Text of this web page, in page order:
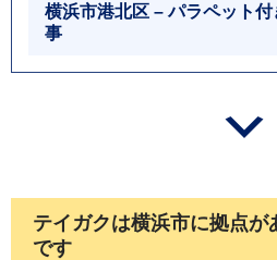
横浜市港北区 – パラペット
事
テイガクは横浜市に拠点が
です